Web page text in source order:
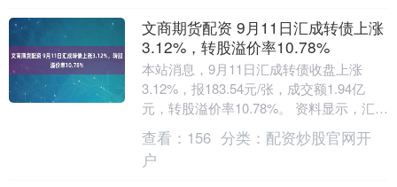
文商期货配资 9月11日汇成转债上涨
3.12%，转股溢价率10.78%
本站消息，9月11日汇成转债收盘上涨
3.12%，报183.54元/张，成交额1.94亿
元，转股溢价率10.78%。 资料显示，汇成
转债信用级别为“AA-”，债券....
查看： 156 分类： 配资炒股官网开
户